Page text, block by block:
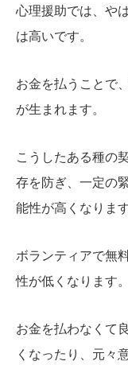
心理援助では、や
は高いです。
お金を払うことで
が生まれます。
こうしたある種の
存を防ぎ、一定の
能性が高くなります
ボランティアで無
性が低くなります。
お金を払わなくて
くなったり、元々